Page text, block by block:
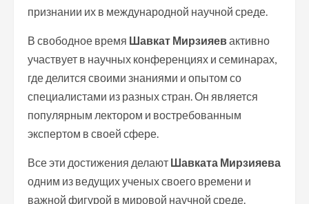
признании их в международной научной среде.
В свободное время Шавкат Мирзияевактивно
участвует в научных конференциях и семинарах,
где делится своими знаниями и опытом со
специалистами из разных стран. Он является
популярным лектором и востребованным
экспертом в своей сфере.
Все эти достижения делают Шавката Мирзияева
одним из ведущих ученых своего времени и
важной фигурой в мировой научной среде.